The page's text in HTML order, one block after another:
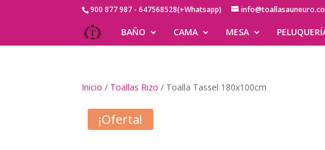
900 877 987 - 647568528(+Whatsapp)
BAÑO CAMA MESA
Inicio / Toallas Rizo / Toalla Tassel 180x100cm
¡Oferta!